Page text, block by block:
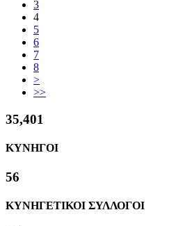
3
4
5
6
7
8
>
>>
37,770
ΚΥΝΗΓΟΙ
60
ΚΥΝΗΓΕΤΙΚΟΙ ΣΥΛΛΟΓΟΙ